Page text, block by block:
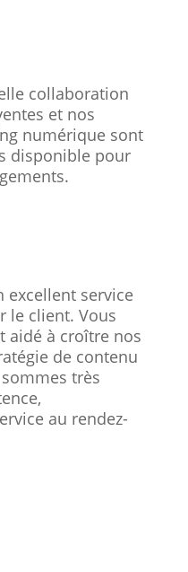
collaboration
et nos
numérique sont
disponible pour
excellent service
le client. Vous
aidé à croître nos
de contenu
très
au rendez-